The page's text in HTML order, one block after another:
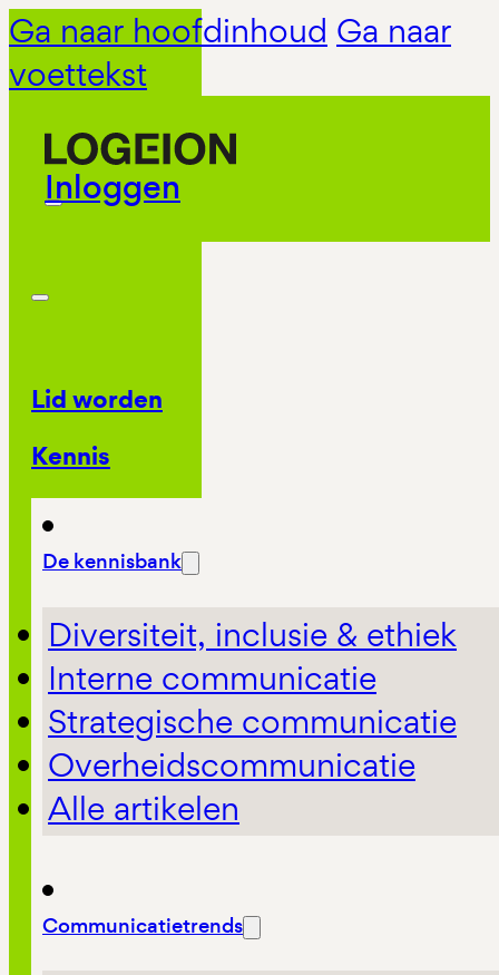
Ga naar hoofdinhoud Ga naar
voettekst
Inloggen
Lid worden
Kennis
De kennisbank
Diversiteit, inclusie & ethiek
Interne communicatie
Strategische communicatie
Overheidscommunicatie
Alle artikelen
Communicatietrends